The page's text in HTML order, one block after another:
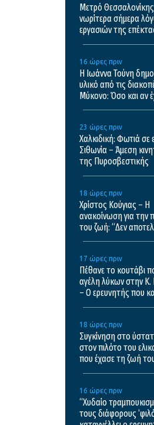
Μετρό Θεσσαλονίκης:
νωρίτερα σήμερα
εργασιών της
16 ώρες πριν
Η Ιωάννα Τούνη
υλικό από τις
Μύκονο: Όσο και αν
23 ώρες πριν
Χαλκιδική: Φωτιά σε
Σιθωνία – Άμεση
της Πυροσβεστικής
18 ώρες πριν
Χρίστος Κούγιας – Η
ανακοίνωση για την
του ζωή: “Δεν
17 ώρες πριν
Πέθανε το κουτάβι
αγέλη λύκων στην Κ.
– Ο ερευνητής που
18 ώρες πριν
Συγκίνηση στο
στον πιλότο του
που έχασε τη ζωή
16 ώρες πριν
“Χυδαίο
τους διάφορους